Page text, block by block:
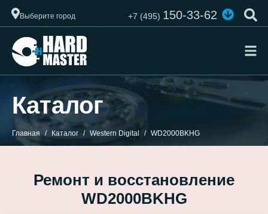
Выберите город +7 (495)150-33-62
Каталог
Главная Каталог Western Digital WD2000BKHG
Ремонт и восстановление
WD2000BKHG